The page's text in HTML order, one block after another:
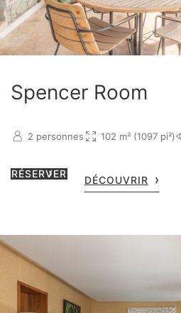
Spencer Room
2 personnes 102 m² (1097 pi²)
RÉSERVER
DÉCOUVRIR